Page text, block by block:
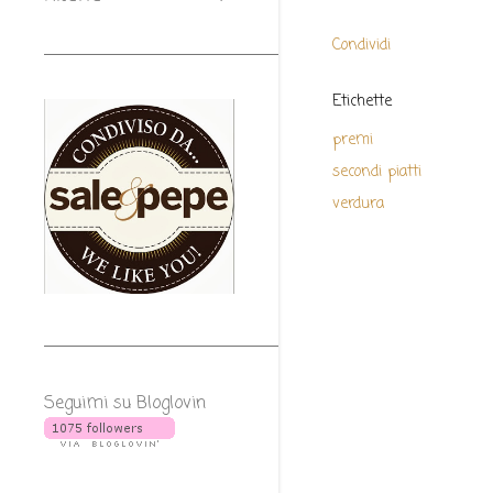
Condividi
Etichette
premi
secondi piatti
verdura
Seguimi su Bloglovin